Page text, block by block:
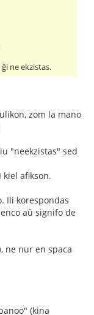
ne ekzistas.
zom la mano
"neekzistas" sed
kiel afikson.
Ili korespondas
aŭ signifo de
ne nur en spaca
(kina